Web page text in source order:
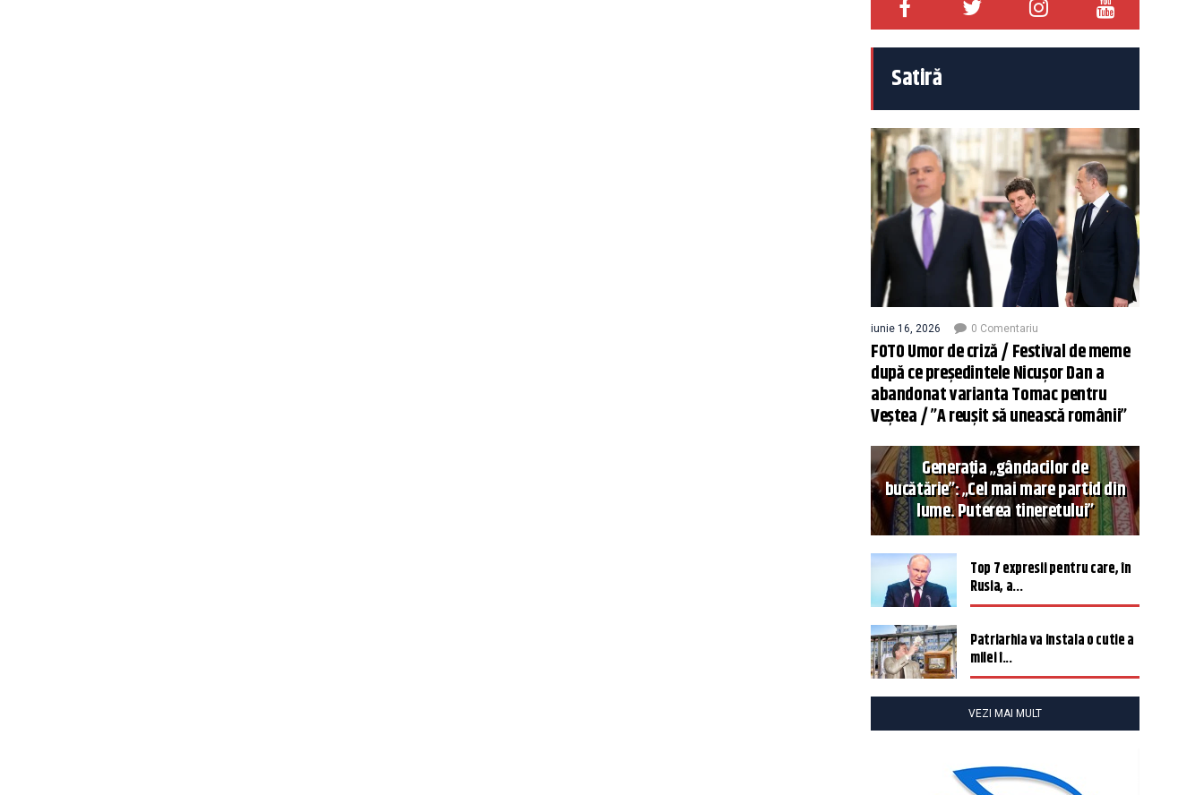
Satiră
iunie 16, 2026 0 Comentariu
FOTO Umor de criză / Festival de meme
după ce președintele Nicușor Dan a
abandonat varianta Tomac pentru
Veștea / ”A reușit să unească românii”
Generația „gândacilor de
bucătărie”: „Cel mai mare partid din
lume. Puterea tineretului”
Top 7 expresii pentru care, în
Rusia, a...
Patriarhia va instala o cutie a
milei î...
VEZI MAI MULT